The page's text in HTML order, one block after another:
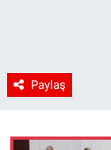
Paylaş